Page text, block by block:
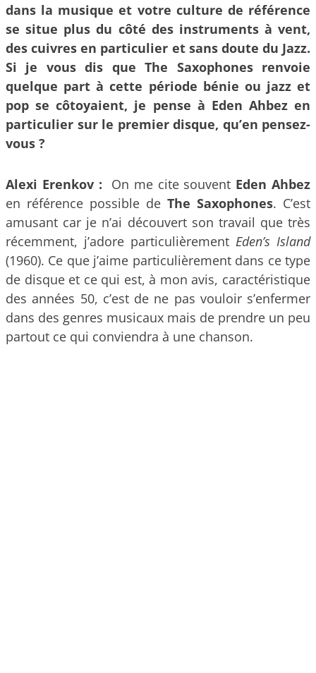
dans la musique et votre culture de référence
se situe plus du côté des instruments à vent,
des cuivres en particulier et sans doute du Jazz.
Si je vous dis que The Saxophones renvoie
quelque part à cette période bénie ou jazz et
pop se côtoyaient, je pense à Eden Ahbez en
particulier sur le premier disque, qu’en pensez-
vous ?
Alexi Erenkov : On me cite souvent Eden Ahbez
en référence possible de The Saxophones. C’est
amusant car je n’ai découvert son travail que très
récemment, j’adore particulièrement Eden’s Island
(1960). Ce que j’aime particulièrement dans ce type
de disque et ce qui est, à mon avis, caractéristique
des années 50, c’est de ne pas vouloir s’enfermer
dans des genres musicaux mais de prendre un peu
partout ce qui conviendra à une chanson.